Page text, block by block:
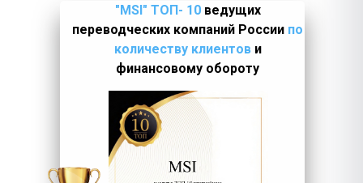
"MSI" ТОП- 10ведущих
переводческих компаний России по
количеству клиентови
финансовому обороту